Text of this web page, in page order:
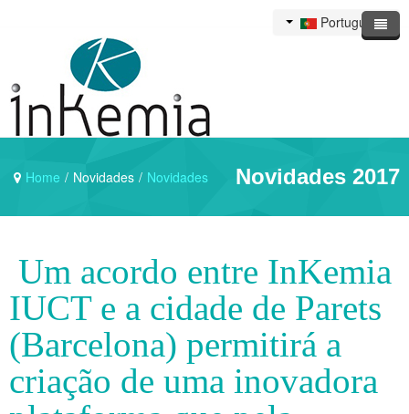
Portuguese
Home / Novidades / Novidades Novidades 2017
Um acordo entre InKemia
IUCT e a cidade de Parets
(Barcelona) permitirá a
criação de uma inovadora